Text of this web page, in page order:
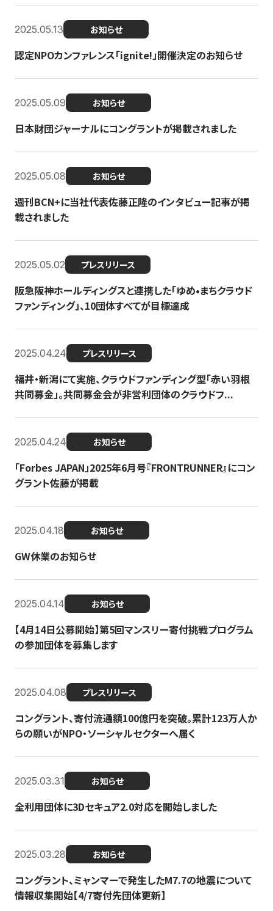
2025.05.13 お知らせ
認定NPOカンファレンス「ignite!」開催決定のお知らせ
2025.05.09 お知らせ
日本財団ジャーナルにコングラントが掲載されました
2025.05.08 お知らせ
週刊BCN+に当社代表佐藤正隆のインタビュー記事が掲
載されました
2025.05.02 プレスリリース
阪急阪神ホールディングスと連携した「ゆめ•まちクラウド
ファンディング」、10団体すべてが目標達成
2025.04.24 プレスリリース
福井・新潟にて実施、クラウドファンディング型「赤い羽根
共同募金」。共同募金会が非営利団体のクラウドフ...
2025.04.24 お知らせ
「Forbes JAPAN」2025年6月号『FRONTRUNNER』にコン
グラント佐藤が掲載
2025.04.18 お知らせ
GW休業のお知らせ
2025.04.14 お知らせ
【4月14日公募開始】第5回マンスリー寄付挑戦プログラム
の参加団体を募集します
2025.04.08 プレスリリース
コングラント、寄付流通額100億円を突破。累計123万人か
らの願いがNPO・ソーシャルセクターへ届く
2025.03.31 お知らせ
全利用団体に3Dセキュア2.0対応を開始しました
2025.03.28 お知らせ
コングラント、ミャンマーで発生したM7.7の地震について
情報収集開始【4/7寄付先団体更新】